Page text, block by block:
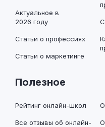
Актуальное в
2026 году
Статьи о профессиях
Статьи о маркетинге
Полезное
Рейтинг онлайн-школ
Все отзывы об онлайн-